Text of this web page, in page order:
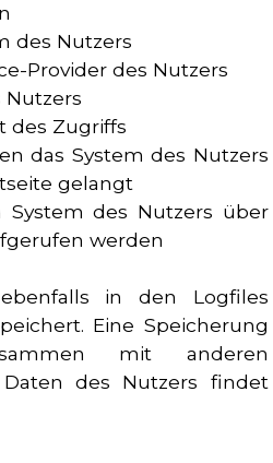
des Nutzers
Provider des Nutzers
Nutzers
des Zugriffs
das System des Nutzers
gelangt
System des Nutzers über
werden
in den Logfiles
Eine Speicherung
mit anderen
Daten des Nutzers findet